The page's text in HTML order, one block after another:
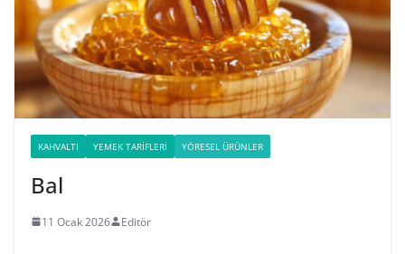
KAHVALTI YEMEK TARIFLERI YÖRESEL ÜRÜNLER
Bal
11 Ocak 2026 Editör